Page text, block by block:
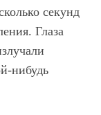
секунд
Глаза
нибудь